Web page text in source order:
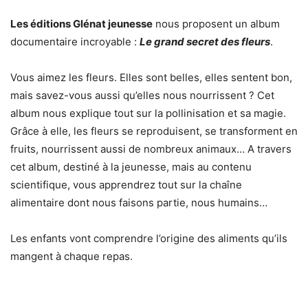
Les éditions Glénat jeunesse nous proposent un album
documentaire incroyable : Le grand secret des fleurs.
Vous aimez les fleurs. Elles sont belles, elles sentent bon,
mais savez-vous aussi qu’elles nous nourrissent ? Cet
album nous explique tout sur la pollinisation et sa magie.
Grâce à elle, les fleurs se reproduisent, se transforment en
fruits, nourrissent aussi de nombreux animaux… A travers
cet album, destiné à la jeunesse, mais au contenu
scientifique, vous apprendrez tout sur la chaîne
alimentaire dont nous faisons partie, nous humains…
Les enfants vont comprendre l’origine des aliments qu’ils
mangent à chaque repas.